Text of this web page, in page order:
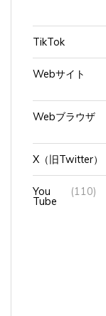
TikTok
Webサイト
Webブラウザ
X（旧Twitter）
You
Tube
(110)